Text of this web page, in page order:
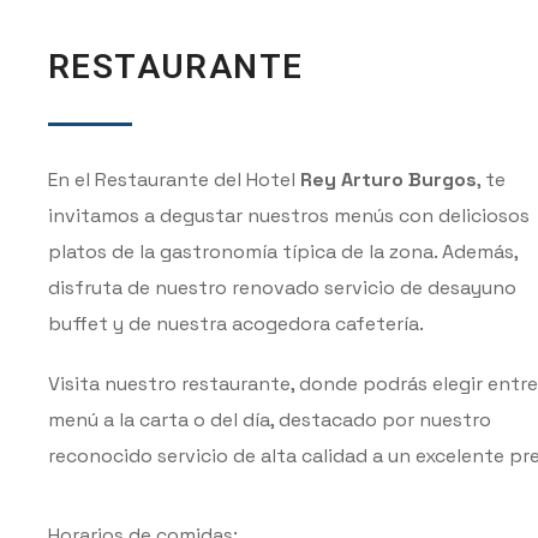
RESTAURANTE
En el Restaurante del Hotel Rey Arturo Burgos, te
invitamos a degustar nuestros menús con deliciosos
platos de la gastronomía típica de la zona. Además,
disfruta de nuestro renovado servicio de desayuno
buffet y de nuestra acogedora cafetería.
Visita nuestro restaurante, donde podrás elegir entre
menú a la carta o del día, destacado por nuestro
reconocido servicio de alta calidad a un excelente